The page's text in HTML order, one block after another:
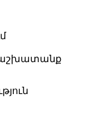
աշխատանք